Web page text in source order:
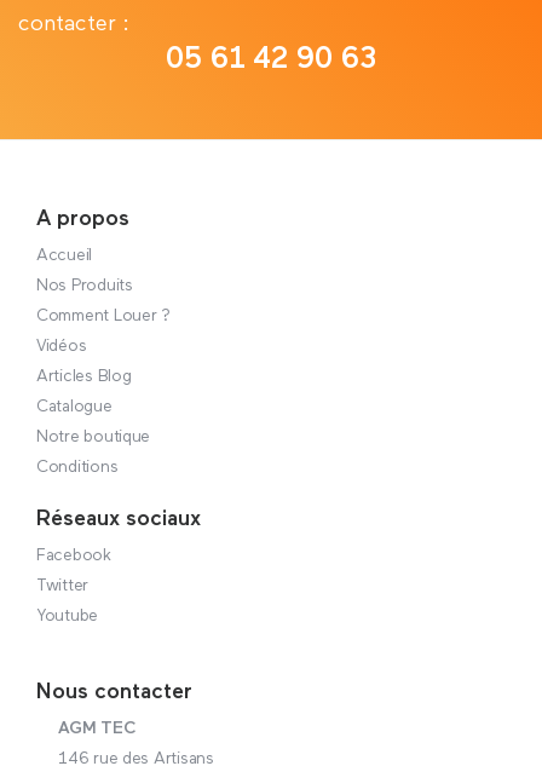
contacter :
05 61 42 90 63
A propos
Accueil
Nos Produits
Comment Louer ?
Vidéos
Articles Blog
Catalogue
Notre boutique
Conditions
Réseaux sociaux
Facebook
Twitter
Youtube
Nous contacter
AGM TEC
146 rue des Artisans